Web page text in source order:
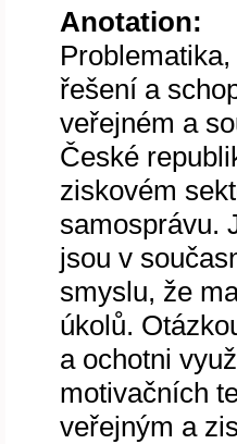
Anotation:
řešení a
veřejném a
České
ziskovém
samosprávu.
jsou v
smyslu, že
úkolů.
a ochotni
motivačních
veřejným a